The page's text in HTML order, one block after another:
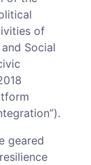
of
Social
geared